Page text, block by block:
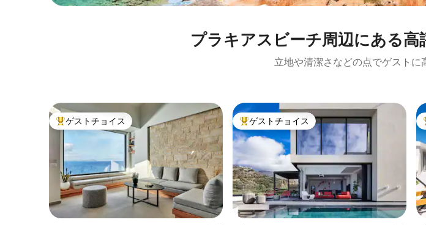
プラキアスビーチ⁠周⁠辺⁠に⁠あ⁠る
立地や清潔さなどの点でゲストに
大好評のゲストチョイスです。
ゲストチョイス 大好評のゲストチョイスです。
ゲストチョイス